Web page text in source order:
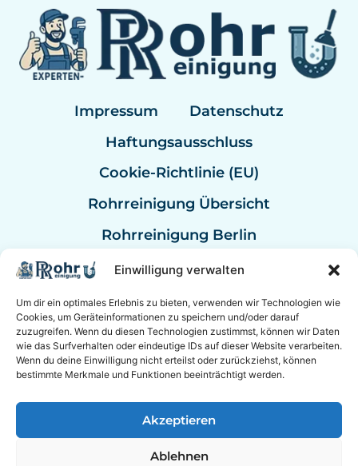
Einwilligung verwalten
Um dir ein optimales Erlebnis zu bieten, verwenden wir Technologien wie
Cookies, um Geräteinformationen zu speichern und/oder darauf
zuzugreifen. Wenn du diesen Technologien zustimmst, können wir Daten
wie das Surfverhalten oder eindeutige IDs auf dieser Website verarbeiten.
Wenn du deine Einwilligung nicht erteilst oder zurückziehst, können
bestimmte Merkmale und Funktionen beeinträchtigt werden.
Akzeptieren
Ablehnen
Impressum
Datenschutz
Haftungsausschluss
Cookie-Richtlinie (EU)
Rohrreinigung Übersicht
Rohrreinigung Berlin
Rohrreinigung Bremen
Rohrreinigung Kassel
Rohrreinigung Mannheim
Rohrreinigung Bundesweit
© 2026 Rohrreinigung Hannover Sanitär mit
24/7 Notdienst.